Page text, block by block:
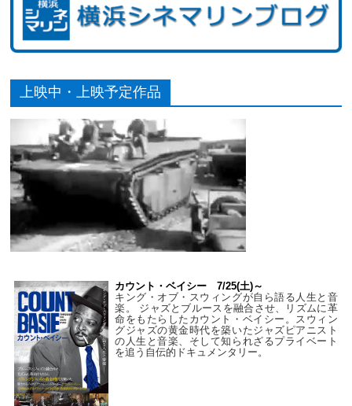
上映中・上映予定作品
カウント・ベイシー 7/25(土)～
キング・オブ・スウィングが自ら語る人生と音
楽。 ジャズとブルースを融合させ、リズムに革
命をもたらしたカウント・ベイシー。スウィン
グジャズの黄金時代を築いたジャズピアニスト
の人生と音楽、そして知られざるプライベート
を追う自伝的ドキュメンタリー。